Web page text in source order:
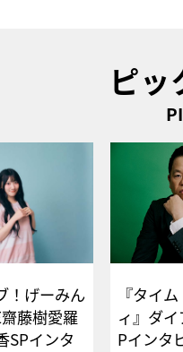
ピッ
！げーみん
藤樹愛羅
SPインタ
『タイ
ィ』ダ
Pイ